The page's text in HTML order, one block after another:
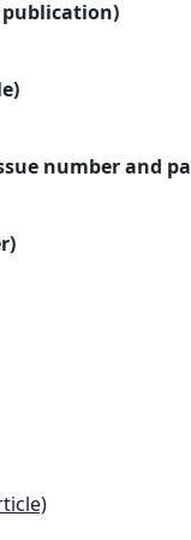
publication)
number and